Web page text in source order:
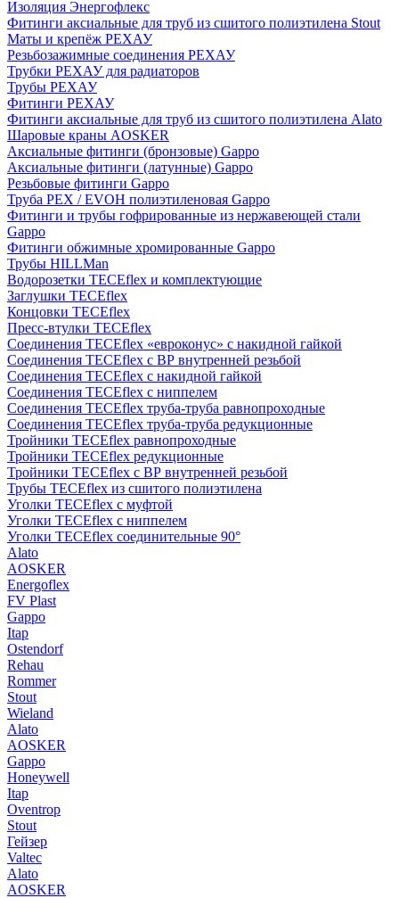
Изоляция Энергофлекс
Фитинги аксиальные для труб из сшитого полиэтилена Stout
Маты и крепёж РЕХАУ
Резьбозажимные соединения РЕХАУ
Трубки РЕХАУ для радиаторов
Трубы РЕХАУ
Фитинги РЕХАУ
Фитинги аксиальные для труб из сшитого полиэтилена Alato
Шаровые краны AOSKER
Аксиальные фитинги (бронзовые) Gappo
Аксиальные фитинги (латунные) Gappo
Резьбовые фитинги Gappo
Труба PEX / EVOH полиэтиленовая Gappo
Фитинги и трубы гофрированные из нержавеющей стали
Gappo
Фитинги обжимные хромированные Gappo
Трубы HILLMan
Водорозетки TECEflex и комплектующие
Заглушки TECEflex
Концовки TECEflex
Пресс-втулки TECEflex
Соединения TECEflex «евроконус» с накидной гайкой
Соединения TECEflex с ВР внутренней резьбой
Соединения TECEflex с накидной гайкой
Соединения TECEflex с ниппелем
Соединения TECEflex труба-труба равнопроходные
Соединения TECEflex труба-труба редукционные
Тройники TECEflex равнопроходные
Тройники TECEflex редукционные
Тройники TECEflex с ВР внутренней резьбой
Трубы TECEflex из сшитого полиэтилена
Уголки TECEflex с муфтой
Уголки TECEflex с ниппелем
Уголки TECEflex соединительные 90°
Alato
AOSKER
Energoflex
FV Plast
Gappo
Itap
Ostendorf
Rehau
Rommer
Stout
Wieland
Alato
AOSKER
Gappo
Honeywell
Itap
Oventrop
Stout
Гейзер
Valtec
Alato
AOSKER